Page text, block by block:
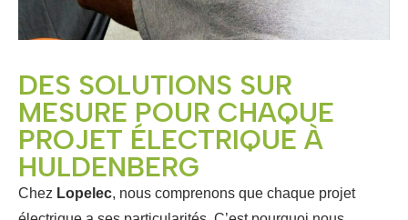
DES SOLUTIONS SUR
MESURE POUR CHAQUE
PROJET ÉLECTRIQUE À
HULDENBERG
Chez Lopelec, nous comprenons que chaque projet